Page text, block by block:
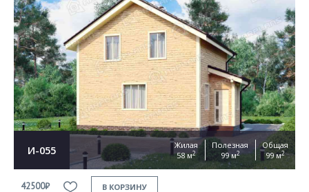
И-055
Жилая
58 м2
Полезная
99 м2
Общая
99 м2
42500₽ В КОРЗИНУ